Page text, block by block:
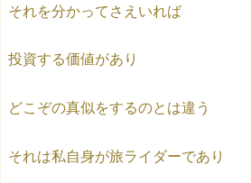
それを分かってさえいれば
投資する価値があり
どこぞの真似をするのとは違う
それは私自身が旅ライダーであり